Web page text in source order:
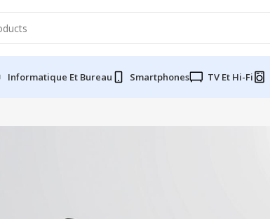
Informatique Et Bureau Smartphones TV Et Hi-Fi